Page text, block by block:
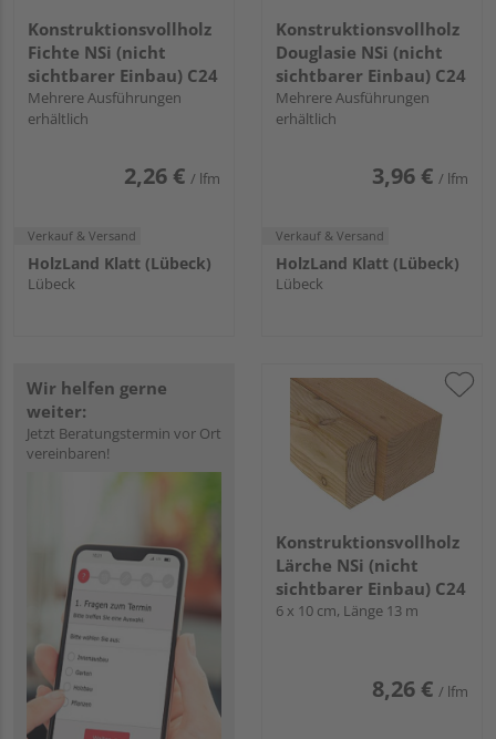
Konstruktionsvollholz
Fichte NSi (nicht
sichtbarer Einbau) C24
Mehrere Ausführungen
erhältlich
2,26 € / lfm
Verkauf & Versand
HolzLand Klatt (Lübeck)
Lübeck
Konstruktionsvollholz
Douglasie NSi (nicht
sichtbarer Einbau) C24
Mehrere Ausführungen
erhältlich
3,96 € / lfm
Verkauf & Versand
HolzLand Klatt (Lübeck)
Lübeck
Wir helfen gerne
weiter:
Jetzt Beratungstermin vor Ort
vereinbaren!
Konstruktionsvollholz
Lärche NSi (nicht
sichtbarer Einbau) C24
6 x 10 cm, Länge 13 m
8,26 € / lfm